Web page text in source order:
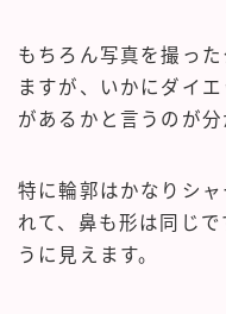
もちろん写真を撮っ
ますが、いかにダイ
があるかと言うのが分
特に輪郭はかなりシ
れて、鼻も形は同じ
うに見えます。